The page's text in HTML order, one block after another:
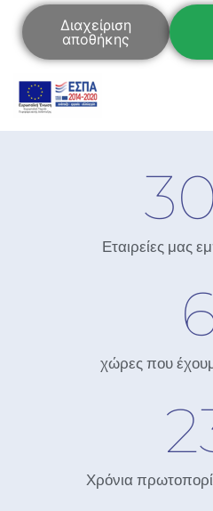
Διαχείριση
αποθήκης
Εταιρείες μας
χώρες που
Χρόνια